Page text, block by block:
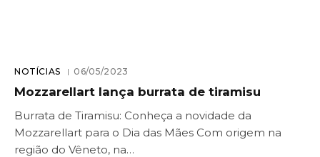
NOTÍCIAS 06/05/2023
Mozzarellart lança burrata de tiramisu
Burrata de Tiramisu: Conheça a novidade da
Mozzarellart para o Dia das Mães Com origem na
região do Vêneto, na…